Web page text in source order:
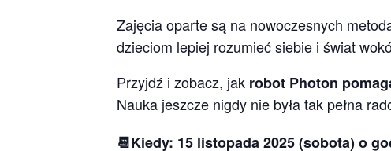
Zajęcia oparte są na nowoczesnych
dzieciom lepiej rozumieć siebie i świat
Przyjdź i zobacz, jak robot Photon
Nauka jeszcze nigdy nie była tak pełna
📆Kiedy: 15 listopada 2025 (sobota) o